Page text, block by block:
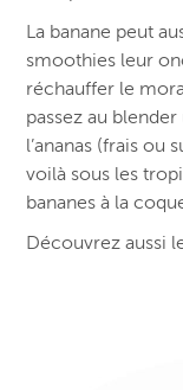
La banane peut
smoothies leur
réchauffer le
passez au
l’ananas (frais ou
voilà sous les
bananes à la
Découvrez aussi